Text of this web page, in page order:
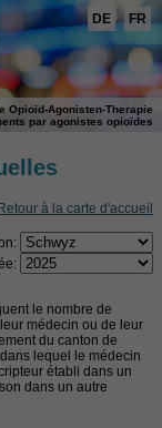
Opioid-Agonisten-Therapie
par agonistes opioïdes
DE FR
à la carte d'accueil
le nombre de
médecin ou de leur
du canton de
lequel le médecin
établi dans un
dans un autre